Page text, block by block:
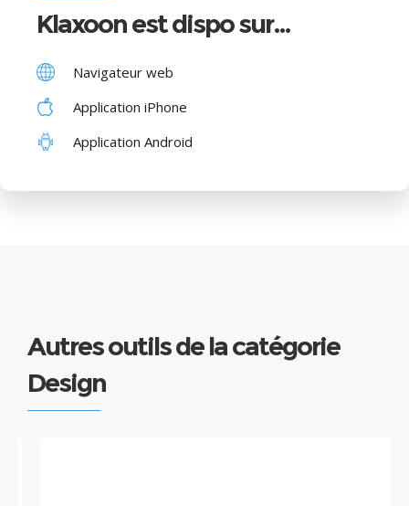
Klaxoon est dispo sur…
Navigateur web
Application iPhone
Application Android
Autres outils de la catégorie
Design